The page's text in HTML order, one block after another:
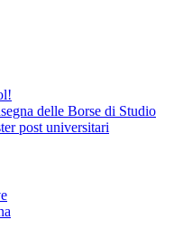
delle Borse di Studio
post universitari